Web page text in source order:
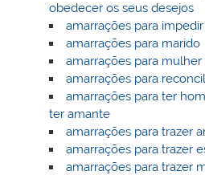
obedecer os seus desejos
amarrações para
amarrações para marido
amarrações para mulher
amarrações para
amarrações para ter
ter amante
amarrações para trazer
amarrações para trazer
amarrações para trazer